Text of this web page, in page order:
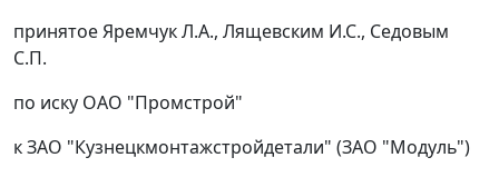
принятое Яремчук Л.А., Лящевским И.С., Седовым
С.П.
по иску ОАО "Промстрой"
к ЗАО "Кузнецкмонтажстройдетали" (ЗАО "Модуль")